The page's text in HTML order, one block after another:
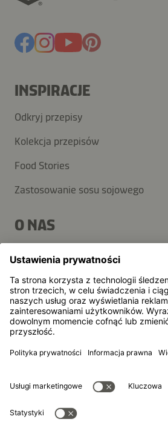
INSPIRACJE
Odkryj przepisy
Kolekcja przepisów
Food Stories
Zastosowanie sosu sojowego
O NAS
Grupa Kikkoman
Zrównoważony rozwój
POMOC
Kontakt
Newsletter